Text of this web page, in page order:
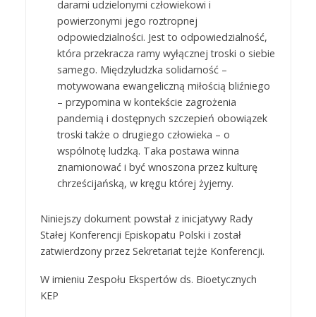
darami udzielonymi człowiekowi i
powierzonymi jego roztropnej
odpowiedzialności. Jest to odpowiedzialność,
która przekracza ramy wyłącznej troski o siebie
samego. Międzyludzka solidarność –
motywowana ewangeliczną miłością bliźniego
– przypomina w kontekście zagrożenia
pandemią i dostępnych szczepień obowiązek
troski także o drugiego człowieka – o
wspólnotę ludzką. Taka postawa winna
znamionować i być wnoszona przez kulturę
chrześcijańską, w kręgu której żyjemy.
Niniejszy dokument powstał z inicjatywy Rady
Stałej Konferencji Episkopatu Polski i został
zatwierdzony przez Sekretariat tejże Konferencji.
W imieniu Zespołu Ekspertów ds. Bioetycznych
KEP